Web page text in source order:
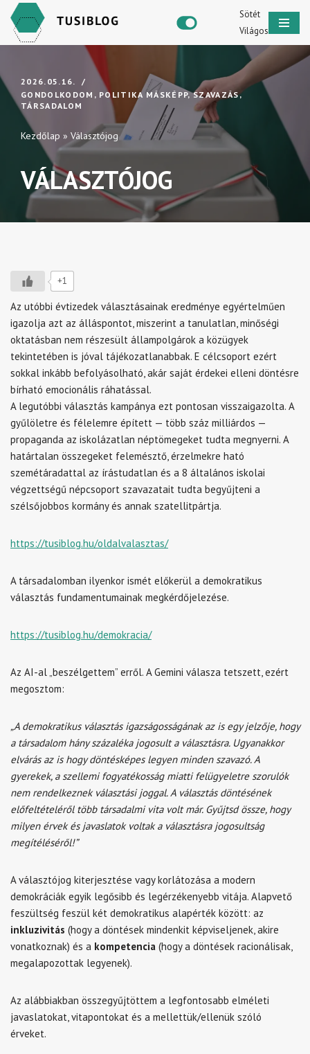
Skip
Sötét
Világos
2026.05.16.
GONDOLKODOM , POLITIKA MÁSKÉPP,SZAVAZÁS,
TÁRSADALOM
Kezdőlap » Választójog
VÁLASZTÓJOG
+1
Az utóbbi évtizedek választásainak eredménye egyértelműen
igazolja azt az álláspontot, miszerint a tanulatlan, minőségi
oktatásban nem részesült állampolgárok a közügyek
tekintetében is jóval tájékozatlanabbak. E célcsoport ezért
sokkal inkább befolyásolható, akár saját érdekei elleni döntésre
bírható emocionális ráhatással.
A legutóbbi választás kampánya ezt pontosan visszaigazolta. A
gyűlöletre és félelemre épített — több száz milliárdos —
propaganda az iskolázatlan néptömegeket tudta megnyerni. A
határtalan összegeket felemésztő, érzelmekre ható
szemétáradattal az írástudatlan és a 8 általános iskolai
végzettségű népcsoport szavazatait tudta begyűjteni a
szélsőjobbos kormány és annak szatellitpártja.
https://tusiblog.hu/oldalvalasztas/
A társadalomban ilyenkor ismét előkerül a demokratikus
választás fundamentumainak megkérdőjelezése.
https://tusiblog.hu/demokracia/
Az AI-al „beszélgettem” erről. A Gemini válasza tetszett, ezért
megosztom:
„A demokratikus választás igazságosságának az is egy jelzője, hogy
a társadalom hány százaléka jogosult a választásra. Ugyanakkor
elvárás az is hogy döntésképes legyen minden szavazó. A
gyerekek, a szellemi fogyatékosság miatti felügyeletre szorulók
nem rendelkeznek választási joggal. A választás döntésének
előfeltételéről több társadalmi vita volt már. Gyűjtsd össze, hogy
milyen érvek és javaslatok voltak a választásra jogosultság
megítéléséről!”
A választójog kiterjesztése vagy korlátozása a modern
demokráciák egyik legősibb és legérzékenyebb vitája. Alapvető
feszültség feszül két demokratikus alapérték között: az
inkluzivitás (hogy a döntések mindenkit képviseljenek, akire
vonatkoznak) és a kompetencia (hogy a döntések racionálisak,
megalapozottak legyenek).
Az alábbiakban összegyűjtöttem a legfontosabb elméleti
javaslatokat, vitapontokat és a mellettük/ellenük szóló
érveket.